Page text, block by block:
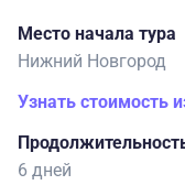
Место начала тура
Нижний Новгород
Узнать стоимость
6 дней